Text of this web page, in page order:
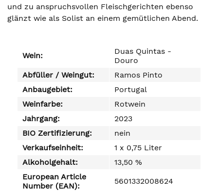
und zu anspruchsvollen Fleischgerichten ebenso
glänzt wie als Solist an einem gemütlichen Abend.
Wein:
Duas Quintas -
Douro
Abfüller / Weingut:
Ramos Pinto
Anbaugebiet:
Portugal
Weinfarbe:
Rotwein
Jahrgang:
2023
BIO Zertifizierung:
nein
Verkaufseinheit:
1 x 0,75 Liter
Alkoholgehalt:
13,50 %
European Article
Number (EAN):
5601332008624